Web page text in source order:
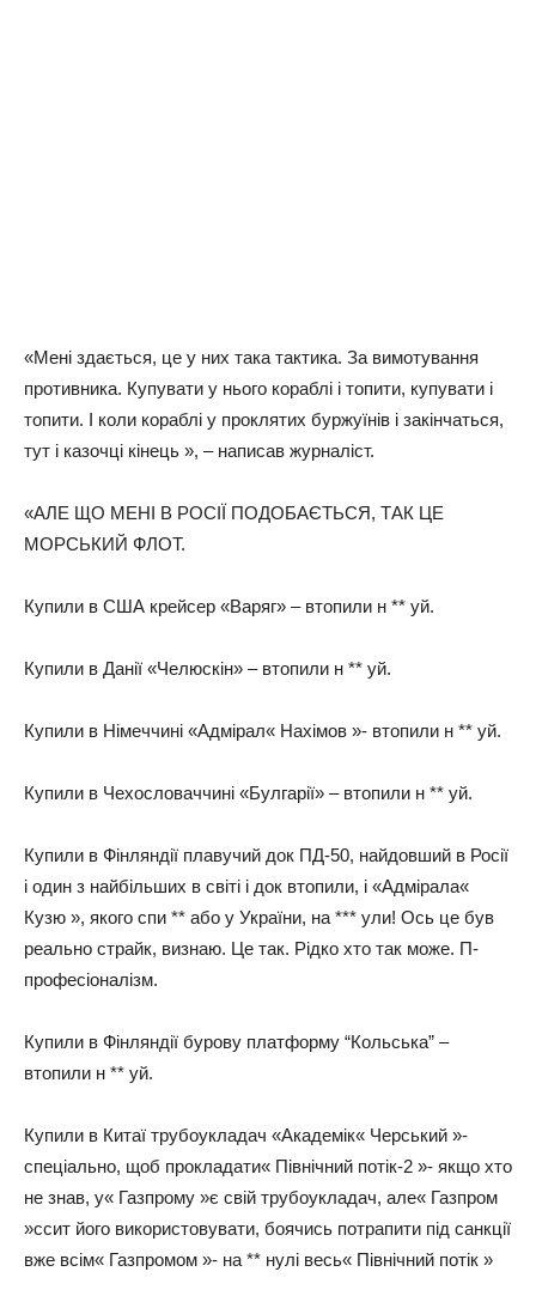
«Мені здається, це у них така тактика. За вимотування
противника. Купувати у нього кораблі і топити, купувати і
топити. І коли кораблі у проклятих буржуїнів і закінчаться,
тут і казочці кінець », – написав журналіст.
«АЛЕ ЩО МЕНІ В РОСІЇ ПОДОБАЄТЬСЯ, ТАК ЦЕ
МОРСЬКИЙ ФЛОТ.
Купили в США крейсер «Варяг» – втопили н ** уй.
Купили в Данії «Челюскін» – втопили н ** уй.
Купили в Німеччині «Адмірал« Нахімов »- втопили н ** уй.
Купили в Чехословаччині «Булгарії» – втопили н ** уй.
Купили в Фінляндії плавучий док ПД-50, найдовший в Росії
і один з найбільших в світі і док втопили, і «Адмірала«
Кузю », якого спи ** або у України, на *** ули! Ось це був
реально страйк, визнаю. Це так. Рідко хто так може. П-
професіоналізм.
Купили в Фінляндії бурову платформу “Кольська” –
втопили н ** уй.
Купили в Китаї трубоукладач «Академік« Черський »-
спеціально, щоб прокладати« Північний потік-2 »- якщо хто
не знав, у« Газпрому »є свій трубоукладач, але« Газпром
»ссит його використовувати, боячись потрапити під санкції
вже всім« Газпромом »- на ** нулі весь« Північний потік »